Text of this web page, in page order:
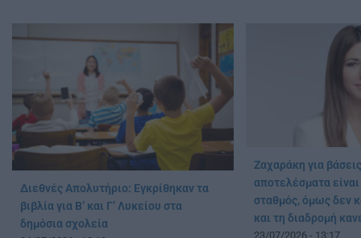
Διεθνές Απολυτήριο: Εγκρίθηκαν τα
βιβλία για Β’ και Γ’ Λυκείου στα
δημόσια σχολεία
Ζαχαράκη για
αποτελέσματα
σταθμός, όμως δεν
και τη διαδρομή
23/07/2026 - 13:17